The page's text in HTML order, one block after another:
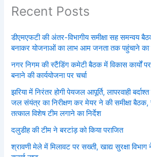
Recent Posts
डीएमएफटी की अंतर-विभागीय समीक्षा सह समन्वय
बनाकर योजनाओं का लाभ आम जनता तक पहुंचाने का
नगर निगम की स्टैंडिंग कमेटी बैठक में विकास कार्यों
बनाने की कार्ययोजना पर चर्चा
झरिया में निरंतर होगी पेयजल आपूर्ति, लापरवाही
जल संयंत्र का निरीक्षण कर मेयर ने की समीक्षा
तत्काल विशेष टीम लगाने का निर्देश
दलुडीह की टीम ने बरटांड़ को किया पराजित
श्रावणी मेले में मिलावट पर सख्ती, खाद्य सुरक्षा